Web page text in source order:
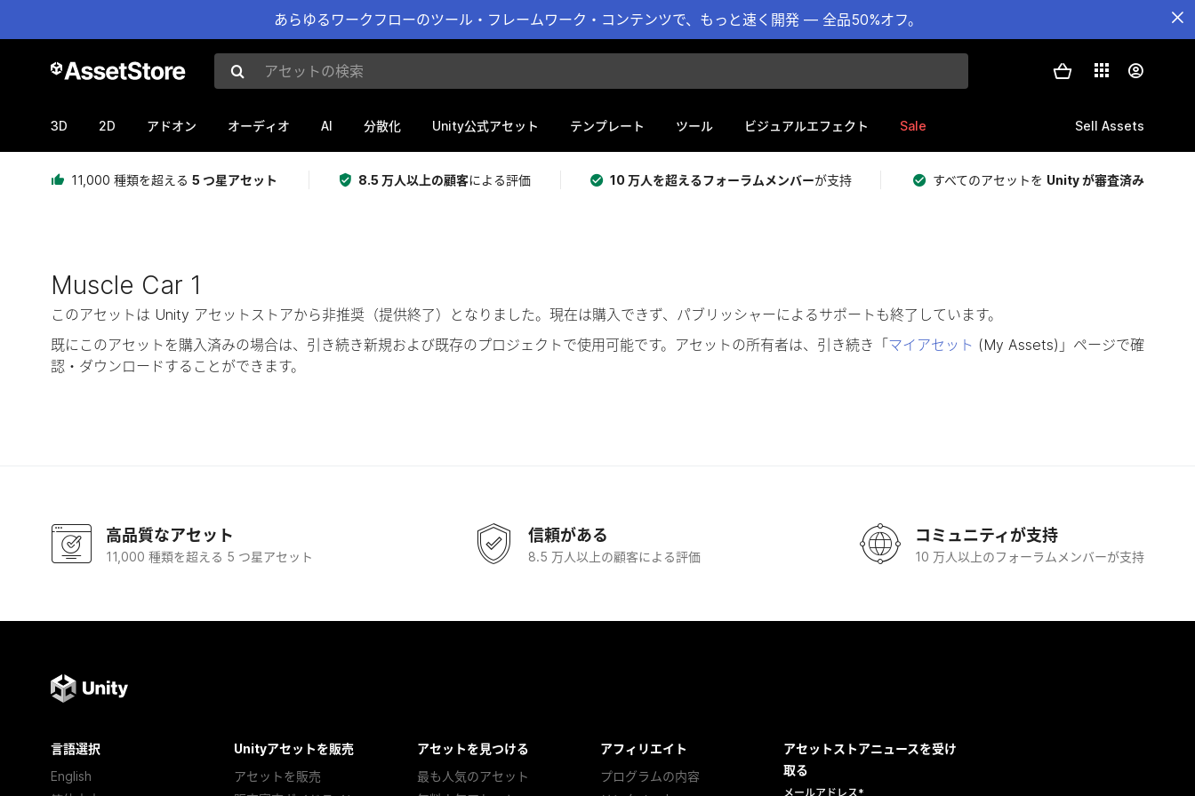
あらゆるワークフローのツール・フレームワーク・コンテンツで、もっと速く開発 — 全品50%オフ。
アセットの検索
3D 2D アドオン オーディオ AI 分散化 Unity公式アセット テンプレート ツール ビジュアルエフェクト Sale Sell Assets
11,000 種類を超える 5 つ星アセット 8.5 万人以上の顧客による評価 10 万人を超えるフォーラムメンバーが支持 すべてのアセットを Unity が審査済み
Muscle Car 1
このアセットは Unity アセットストアから非推奨（提供終了）となりました。現在は購入できず、パブリッシャーによるサポートも終了しています。
既にこのアセットを購入済みの場合は、引き続き新規および既存のプロジェクトで使用可能です。アセットの所有者は、引き続き「 マイアセット (My Assets)」ページで確
認・ダウンロードすることができます。
高品質なアセット
11,000 種類を超える 5 つ星アセット
信頼がある
8.5 万人以上の顧客による評価
コミュニティが支持
10 万人以上のフォーラムメンバーが支持
言語選択
English
Unityアセットを販売
アセットを販売
アセットを見つける
最も人気のアセット
アフィリエイト
プログラムの内容
アセットストアニュースを受け
取る
メールアドレス*